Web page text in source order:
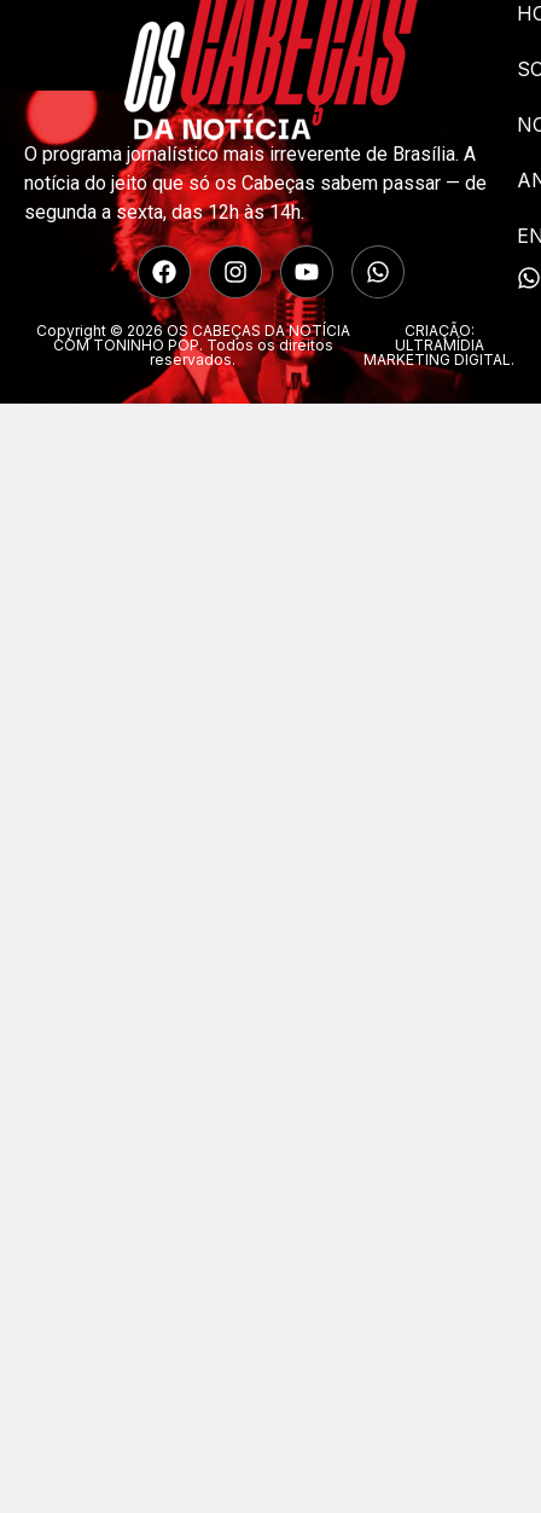
O programa jornalístico mais irreverente de Brasília. A
notícia do jeito que só os Cabeças sabem passar — de
segunda a sexta, das 12h às 14h.
Copyright © 2026 OS CABEÇAS DA NOTÍCIA
COM TONINHO POP. Todos os direitos
reservados.
CRIAÇÃO:
ULTRAMÍDIA
MARKETING DIGITAL.